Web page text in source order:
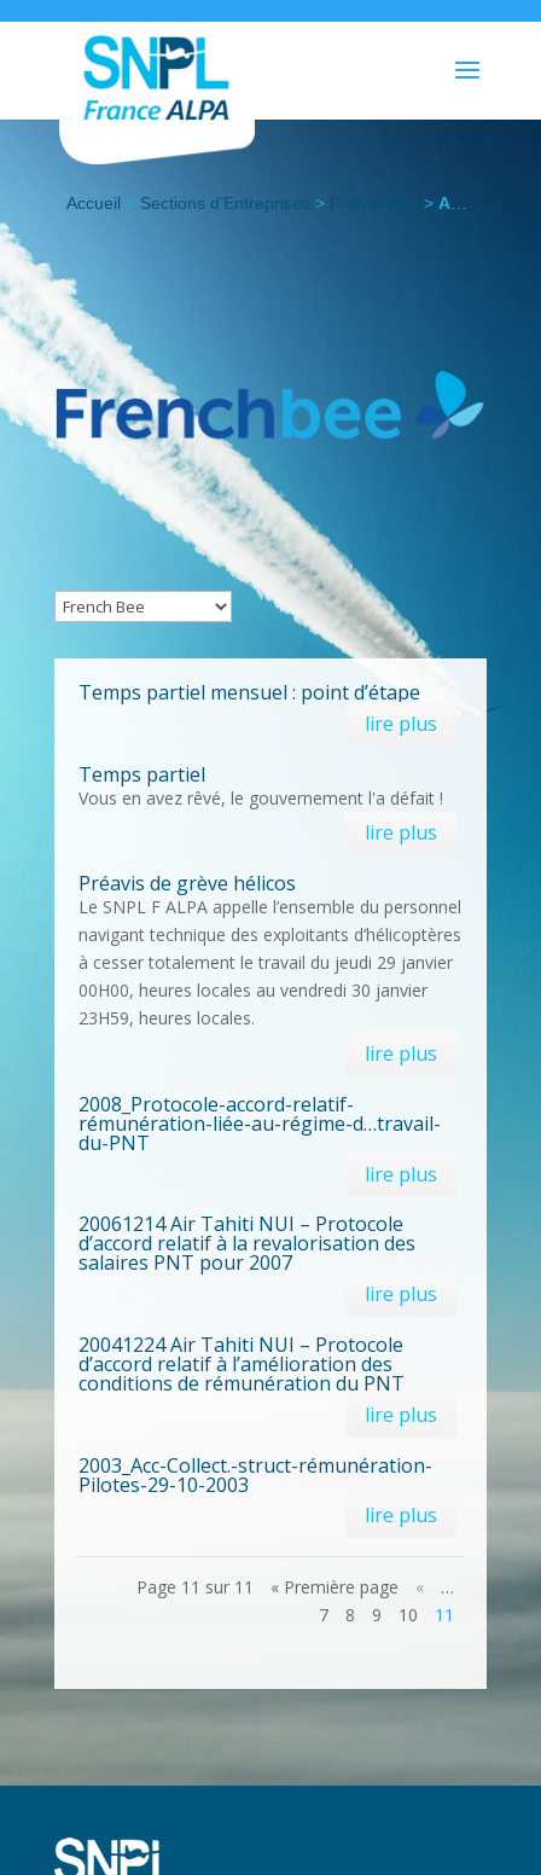
Accueil > Sections d’Entreprises > French Bee > Actualités
Temps partiel mensuel : point d’étape
lire plus
Temps partiel
Vous en avez rêvé, le gouvernement l'a défait !
lire plus
Préavis de grève hélicos
Le SNPL F ALPA appelle l’ensemble du personnel
navigant technique des exploitants d’hélicoptères
à cesser totalement le travail du jeudi 29 janvier
00H00, heures locales au vendredi 30 janvier
23H59, heures locales.
lire plus
2008_Protocole-accord-relatif-
rémunération-liée-au-régime-d…travail-
du-PNT
lire plus
20061214 Air Tahiti NUI – Protocole
d’accord relatif à la revalorisation des
salaires PNT pour 2007
lire plus
20041224 Air Tahiti NUI – Protocole
d’accord relatif à l’amélioration des
conditions de rémunération du PNT
lire plus
2003_Acc-Collect.-struct-rémunération-
Pilotes-29-10-2003
lire plus
Page 11 sur 11 « Première page «
…
7
8 9 10 11